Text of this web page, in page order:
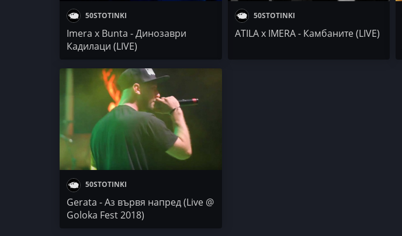
50STOTINKI
Imera x Bunta - Динозаври
Кадилаци (LIVE)
50STOTINKI
ATILA x IMERA - Камбаните (LIVE)
50STOTINKI
Gerata - Аз вървя напред (Live @
Goloka Fest 2018)